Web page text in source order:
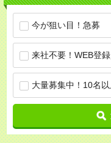
今が狙い目！急募
来社不要！WEB登
大量募集中！10名